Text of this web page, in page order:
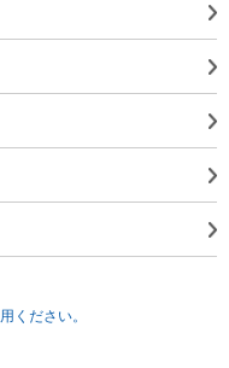
ください。